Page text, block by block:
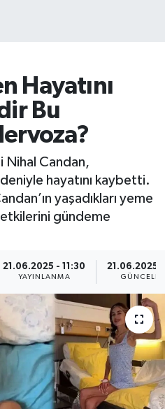
Hayatını
Bu
Nihal Candan,
hayatını kaybetti.
yaşadıkları yeme
etkilerini gündeme
21.06.2025 - 11:30
YAYINLANMA
21.06.2025 -